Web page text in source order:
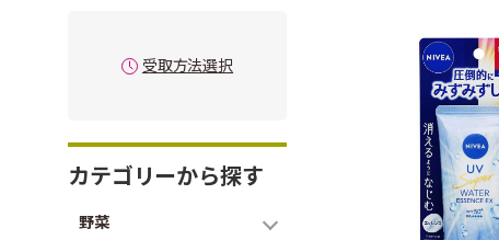
受取方法選択
カテゴリーから探す
野菜